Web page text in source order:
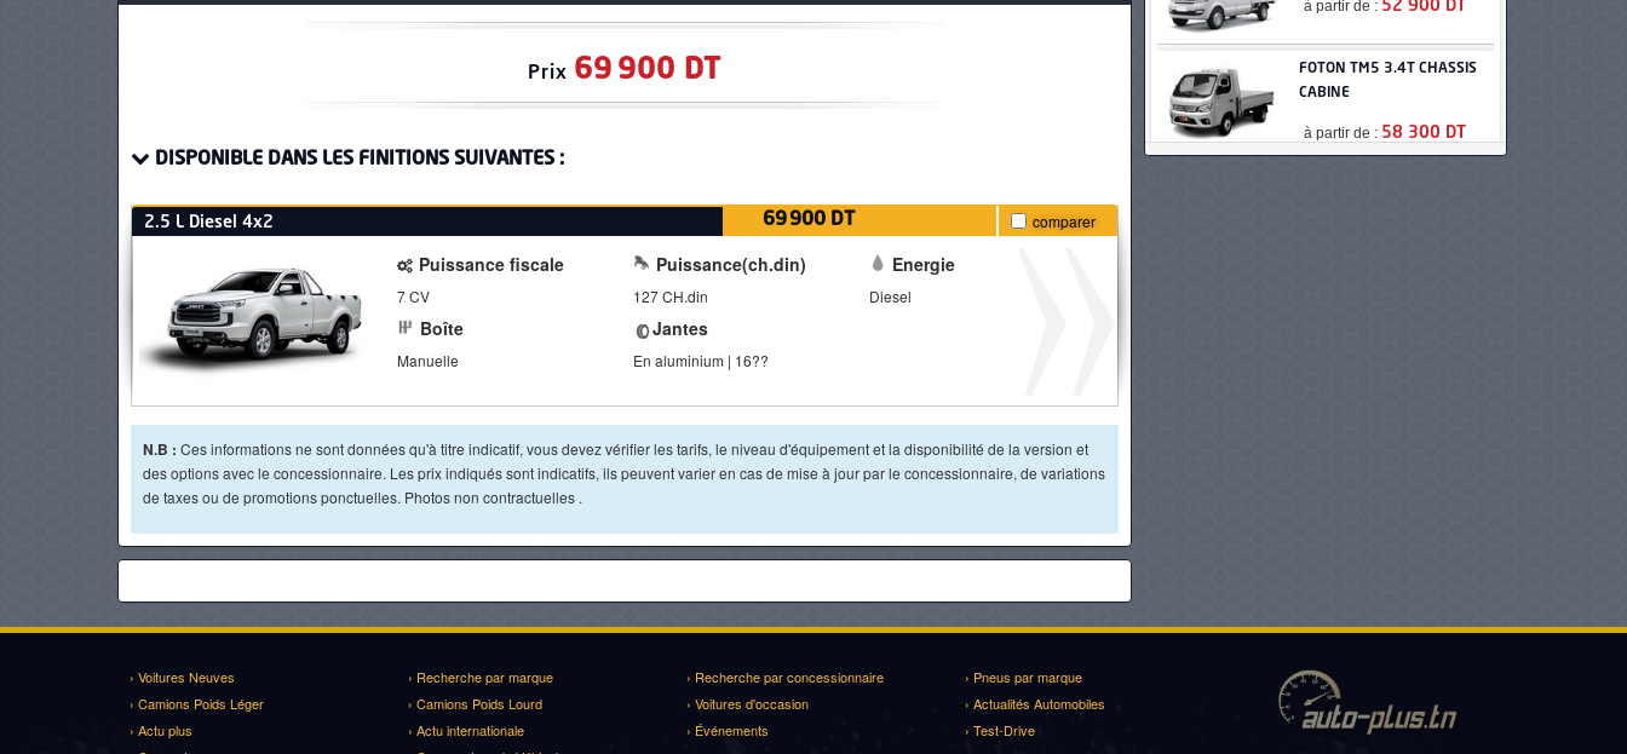
Prix 69 900 DT
DISPONIBLE DANS LES FINITIONS SUIVANTES :
comparer
2.5 L Diesel 4x2 69 900 DT
Puissance fiscale
7 CV
Puissance(ch.din)
127 CH.din
Energie
Diesel
Boîte
Manuelle
Jantes
En aluminium | 16??
N.B : Ces informations ne sont données qu'à titre indicatif, vous devez vérifier les tarifs, le niveau d'équipement et la disponibilité de la version et
des options avec le concessionnaire. Les prix indiqués sont indicatifs, ils peuvent varier en cas de mise à jour par le concessionnaire, de variations
de taxes ou de promotions ponctuelles. Photos non contractuelles .
à partir de : 52 900 DT
FOTON TM5 3.4T CHASSIS
CABINE
à partir de : 58 300 DT
GWM WINGLE 5 SIMPLE
CABINE
› Voitures Neuves › Recherche par marque › Recherche par concessionnaire
› Pneus par marque
› Camions Poids Léger
› Camions Poids Lourd › Voitures d'occasion
› Actualités Automobiles
› Actu plus
› Actu internationale › Événements
› Test-Drive